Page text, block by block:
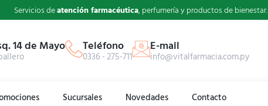
Servicios deatención farmacéutica, perfumería y productos de bienestar.
14 de Mayo Teléfono
0336 - 275-711
E-mail
info@vitalfarmacia.com.py
Sucursales Novedades Contacto